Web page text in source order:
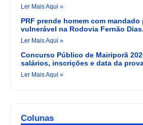
Ler Mais Aqui »
PRF prende homem com
vulnerável na Rodovia Fernão Dias.
Ler Mais Aqui »
Concurso Público de Mairiporã
salários, inscrições e data da
Ler Mais Aqui »
Colunas